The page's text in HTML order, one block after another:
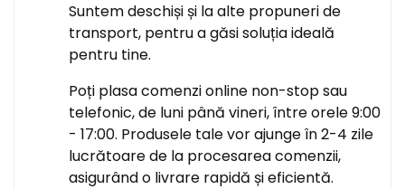
Suntem deschiși și la alte propuneri de
transport, pentru a găsi soluția ideală
pentru tine.
Poți plasa comenzi online non-stop sau
telefonic, de luni până vineri, între orele 9:00
- 17:00. Produsele tale vor ajunge în 2-4 zile
lucrătoare de la procesarea comenzii,
asigurând o livrare rapidă și eficientă.